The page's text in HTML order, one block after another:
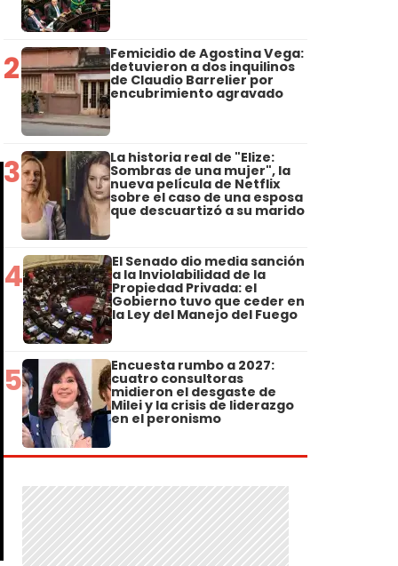
2 Femicidio de Agostina Vega:
detuvieron a dos inquilinos
de Claudio Barrelier por
encubrimiento agravado
3 La historia real de "Elize:
Sombras de una mujer", la
nueva película de Netflix
sobre el caso de una esposa
que descuartizó a su marido
4 El Senado dio media sanción
a la Inviolabilidad de la
Propiedad Privada: el
Gobierno tuvo que ceder en
la Ley del Manejo del Fuego
5 Encuesta rumbo a 2027:
cuatro consultoras
midieron el desgaste de
Milei y la crisis de liderazgo
en el peronismo